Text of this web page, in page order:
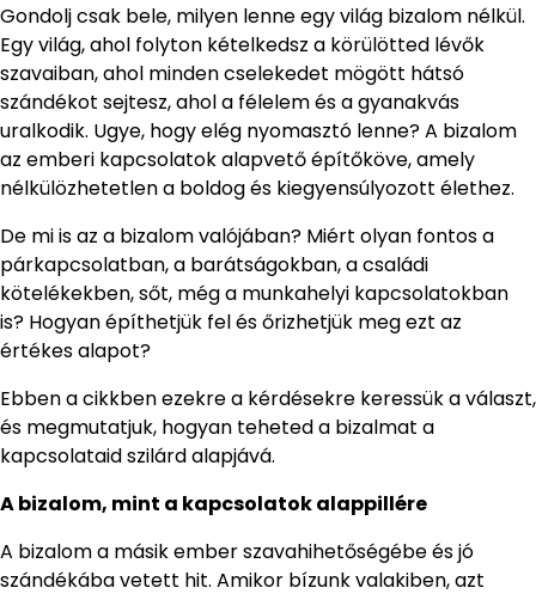
Gondolj csak bele, milyen lenne egy világ bizalom nélkül.
Egy világ, ahol folyton kételkedsz a körülötted lévők
szavaiban, ahol minden cselekedet mögött hátsó
szándékot sejtesz, ahol a félelem és a gyanakvás
uralkodik. Ugye, hogy elég nyomasztó lenne? A bizalom
az emberi kapcsolatok alapvető építőköve, amely
nélkülözhetetlen a boldog és kiegyensúlyozott élethez.
De mi is az a bizalom valójában? Miért olyan fontos a
párkapcsolatban, a barátságokban, a családi
kötelékekben, sőt, még a munkahelyi kapcsolatokban
is? Hogyan építhetjük fel és őrizhetjük meg ezt az
értékes alapot?
Ebben a cikkben ezekre a kérdésekre keressük a választ,
és megmutatjuk, hogyan teheted a bizalmat a
kapcsolataid szilárd alapjává.
A bizalom, mint a kapcsolatok alappillére
A bizalom a másik ember szavahihetőségébe és jó
szándékába vetett hit. Amikor bízunk valakiben, azt